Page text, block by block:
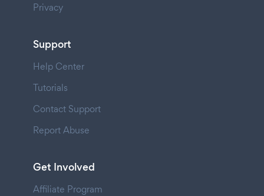
Privacy
Support
Help Center
Tutorials
Contact Support
Report Abuse
Get Involved
Affiliate Program